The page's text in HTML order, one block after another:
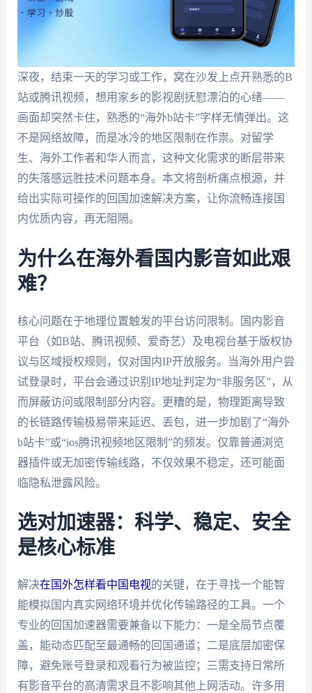
深夜，结束一天的学习或工作，窝在沙发上点开熟悉的B
站或腾讯视频，想用家乡的影视剧抚慰漂泊的心绪——
画面却突然卡住，熟悉的“海外b站卡”字样无情弹出。这
不是网络故障，而是冰冷的地区限制在作祟。对留学
生、海外工作者和华人而言，这种文化需求的断层带来
的失落感远胜技术问题本身。本文将剖析痛点根源，并
给出实际可操作的回国加速解决方案，让你流畅连接国
内优质内容，再无阻隔。
为什么在海外看国内影音如此艰
难？
核心问题在于地理位置触发的平台访问限制。国内影音
平台（如B站、腾讯视频、爱奇艺）及电视台基于版权协
议与区域授权规则，仅对国内IP开放服务。当海外用户尝
试登录时，平台会通过识别IP地址判定为“非服务区”，从
而屏蔽访问或限制部分内容。更糟的是，物理距离导致
的长链路传输极易带来延迟、丢包，进一步加剧了“海外
b站卡”或“ios腾讯视频地区限制”的频发。仅靠普通浏览
器插件或无加密传输线路，不仅效果不稳定，还可能面
临隐私泄露风险。
选对加速器：科学、稳定、安全
是核心标准
解决在国外怎样看中国电视的关键，在于寻找一个能智
能模拟国内真实网络环境并优化传输路径的工具。一个
专业的回国加速器需要兼备以下能力：一是全局节点覆
盖，能动态匹配至最通畅的回国通道；二是底层加密保
障，避免账号登录和观看行为被监控；三需支持日常所
有影音平台的高清需求且不影响其他上网活动。许多用